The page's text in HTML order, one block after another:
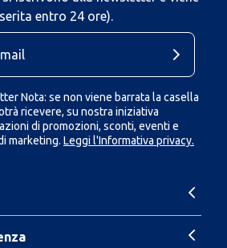
entro 24 ore).
Nota: se non viene barrata la casella
ricevere, su nostra iniziativa
di promozioni, sconti, eventi e
marketing. Leggi l'Informativa privacy.